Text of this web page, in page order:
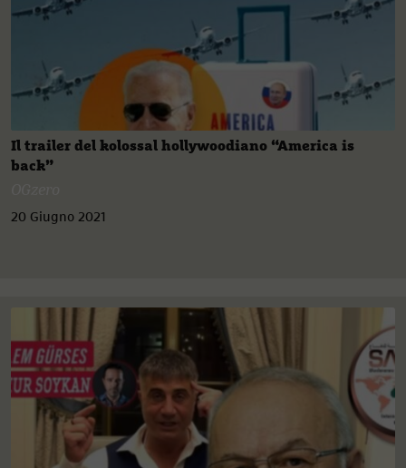
Il trailer del kolossal hollywoodiano “America is
back”
20 Giugno 2021